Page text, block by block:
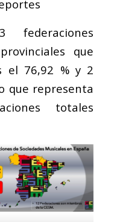
que
el 76,92 % y 2
que representa
totales